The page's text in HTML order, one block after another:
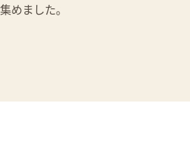
めました。